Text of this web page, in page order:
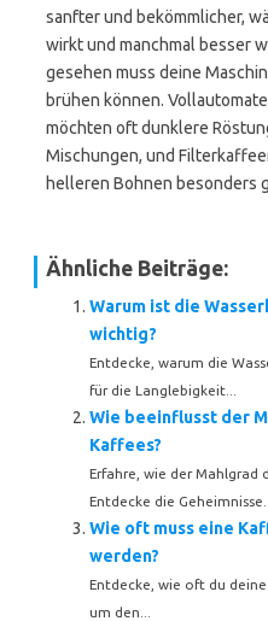
sanfter und bekömmlicher,
wirkt und manchmal besser
gesehen muss deine
brühen können.
möchten oft dunklere
Mischungen, und
helleren Bohnen besonders
Ähnliche Beiträge:
Warum ist die
wichtig?
Entdecke, warum die
für die Langlebigkeit...
Wie beeinflusst der
Kaffees?
Erfahre, wie der Mahlgrad
Entdecke die Geheimnisse...
Wie oft muss eine
werden?
Entdecke, wie oft du
um den...